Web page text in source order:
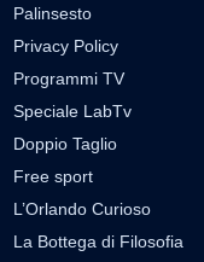
Palinsesto
Privacy Policy
Programmi TV
Speciale LabTv
Doppio Taglio
Free sport
L’Orlando Curioso
La Bottega di Filosofia